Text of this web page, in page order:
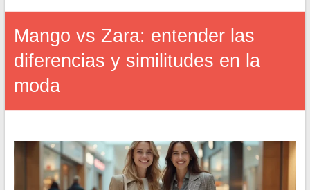
Mango vs Zara: entender las
diferencias y similitudes en la
moda